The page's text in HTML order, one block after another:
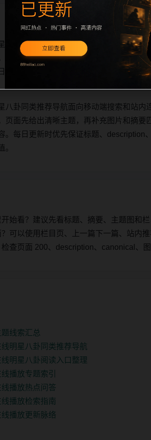
八卦同类推荐导航面向移动端搜索和站内
页面先给出清晰主题，再补充栏目承接
更新时优先保证标题、description、
八卦同类推荐导航面向移动端搜索和站内
页面先给出清晰主题，再补充图片和摘
。每日更新时优先保证标题、
。
始看？建议先看标题、摘要、主题图和栏
可以使用栏目页、上一篇下一篇、站内推
查页面 200、description、canonical、图
线索汇总
明星八卦同类推荐导航
明星八卦阅读入口整理
播放专题索引
播放热点问答
播放检索指南
播放更新脉络